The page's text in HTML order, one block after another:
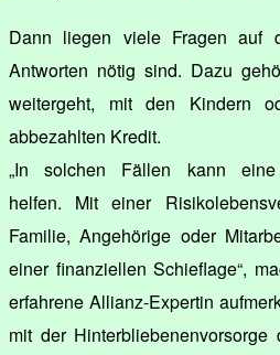
Dann liegen viele Fragen auf
Antworten nötig sind. Dazu
weitergeht, mit den Kindern
abbezahlten Kredit.
„In solchen Fällen kann eine
helfen. Mit einer
Familie, Angehörige oder
einer finanziellen Schieflage“,
erfahrene Allianz-Expertin
mit der